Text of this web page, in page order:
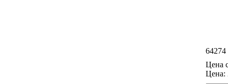
64274
Цена
Цена: